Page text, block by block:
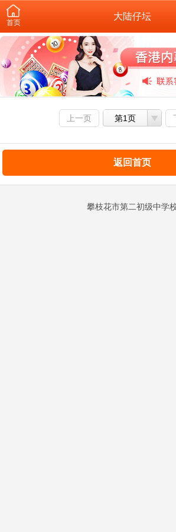
首页
大陆仔坛
上一页 第1页
返回首页
攀枝花市第二初级中学